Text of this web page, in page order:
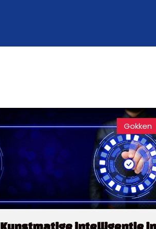
Gokken
Kunstmatige intelligentie in